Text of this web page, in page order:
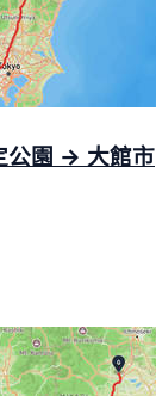
公園 → 大館市